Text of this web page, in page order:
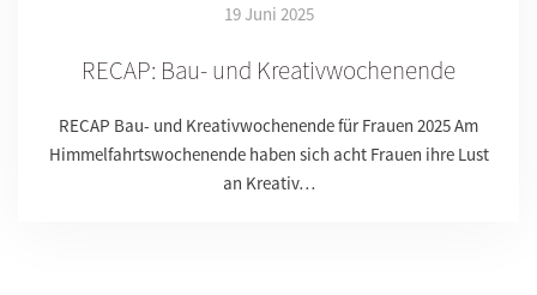
19 Juni 2025
RECAP: Bau- und Kreativwochenende
RECAP Bau- und Kreativwochenende für Frauen 2025 Am
Himmelfahrtswochenende haben sich acht Frauen ihre Lust
an Kreativ…